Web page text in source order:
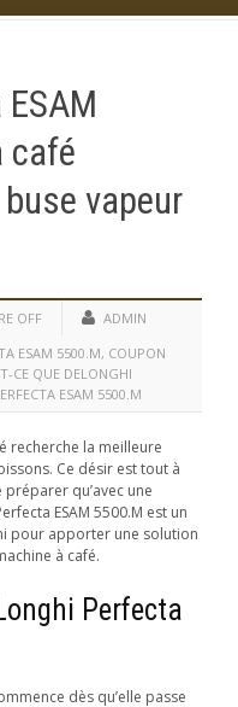
café
vapeur
OFF
ADMIN
ESAM 5500.M, COUPON
CE QUE DELONGHI
ESAM 5500.M
recherche la meilleure
Ce désir est tout à
qu’avec une
ESAM 5500.M est un
pour apporter une solution
à café.
Perfecta
dès qu’elle passe